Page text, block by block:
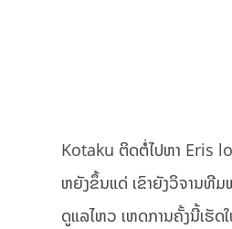
Kotaku ຕິດຕໍ່ໄປຫາ Eris
ຫຍັງຂຶ້ນແດ່ ເຂົາຍັງວິຈານທີ
ດູແລໄຫວ ເຫດການຄັ້ງນີ້ເຮັ